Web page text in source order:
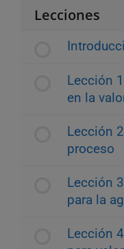
Lecciones
Lección
en la
Lección
proceso
Lección
para la
Lección